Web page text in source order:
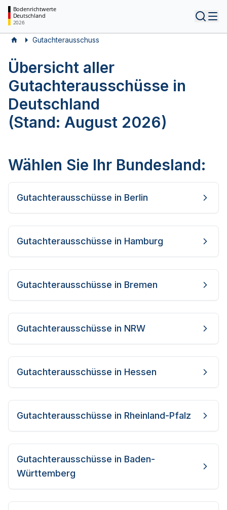
Bodenrichtwerte
Deutschland
2026
Gutachterausschuss
Übersicht aller
Gutachterausschüsse in
Deutschland
(Stand: August 2026)
Wählen Sie Ihr Bundesland:
Gutachterausschüsse in Berlin
Gutachterausschüsse in Hamburg
Gutachterausschüsse in Bremen
Gutachterausschüsse in NRW
Gutachterausschüsse in Hessen
Gutachterausschüsse in Rheinland-Pfalz
Gutachterausschüsse in Baden-
Württemberg